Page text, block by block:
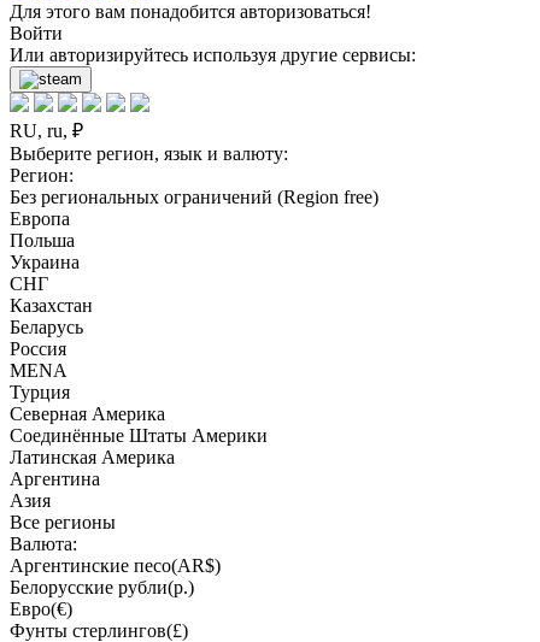
Для этого вам понадобится авторизоваться!
Войти
Или авторизируйтесь используя другие сервисы:
RU, ru, ₽
Выберите регион, язык и валюту:
Регион:
Без региональных ограничений (Region free)
Европа
Польша
Украина
СНГ
Казахстан
Беларусь
Россия
MENA
Турция
Северная Америка
Соединённые Штаты Америки
Латинская Америка
Аргентина
Азия
Все регионы
Валюта:
Аргентинские песо(AR$)
Белорусские рубли(р.)
Евро(€)
Фунты стерлингов(£)